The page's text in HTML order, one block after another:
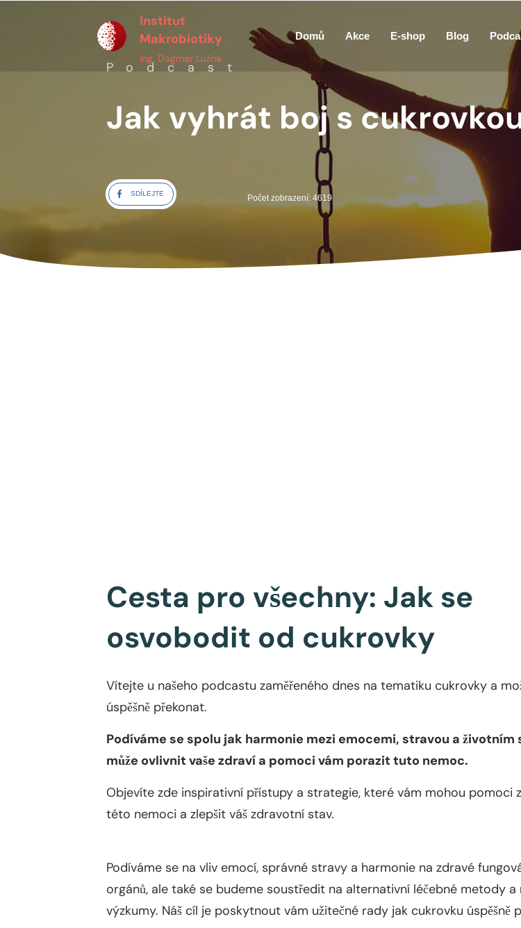
Institut
Makrobiotiky
Ing. Dagmar Lužná
Domů Akce E-shop Blog
Podcast
Jak vyhrát boj s
SDÍLEJTE Počet zobrazení: 4619
Cesta pro všechny: Jak se
osvobodit od cukrovky
Vítejte u našeho podcastu zaměřeného dnes na tematiku cukrovky a
úspěšně překonat.
Podíváme se spolu jak harmonie mezi emocemi, stravou a životním
může ovlivnit vaše zdraví a pomoci vám porazit tuto nemoc.
Objevíte zde inspirativní přístupy a strategie, které vám mohou pomoci
této nemoci a zlepšit váš zdravotní stav.
Podíváme se na vliv emocí, správné stravy a harmonie na zdravé
orgánů, ale také se budeme soustředit na alternativní léčebné metody a
výzkumy. Náš cíl je poskytnout vám užitečné rady jak cukrovku úspěšně